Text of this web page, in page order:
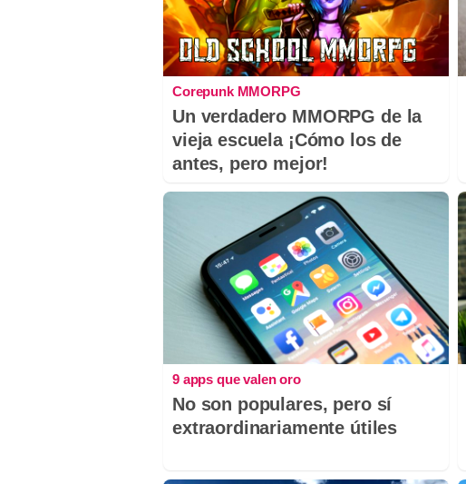
Corepunk MMORPG
Un verdadero MMORPG de la
vieja escuela ¡Cómo los de
antes, pero mejor!
9 apps que valen oro
No son populares, pero sí
extraordinariamente útiles